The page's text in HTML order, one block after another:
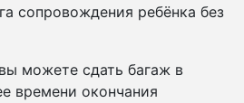
сопровождения ребёнка без
можете сдать багаж в
времени окончания